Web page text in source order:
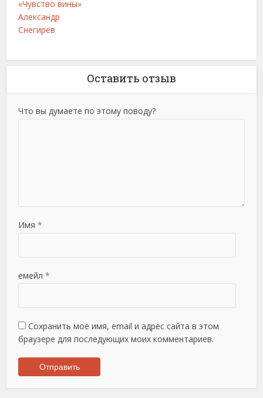
«Чувство вины»
Александр
Снегирёв
Оставить отзыв
Что вы думаете по этому поводу?
Имя *
емейл *
Сохранить моё имя, email и адрес сайта в этом
браузере для последующих моих комментариев.